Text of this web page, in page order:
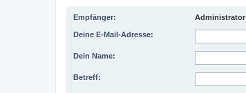
Empfänger: Administrator
Deine E-Mail-Adresse:
Dein Name:
Betreff: